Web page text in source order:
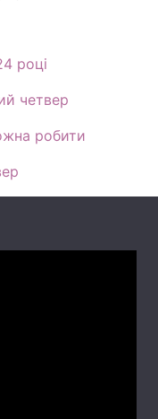
році
четвер
робити